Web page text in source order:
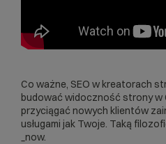
Co ważne, SEO w kreatorach
budować widoczność strony w
przyciągać nowych klientów
usługami jak Twoje. Taką
_now.